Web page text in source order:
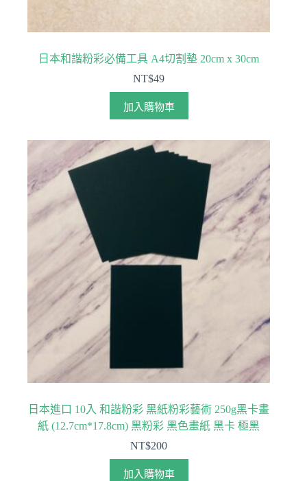
日本和諧粉彩必備工具 A4切割墊 20cm x 30cm
NT$49
加入購物車
日本進口 10入 和諧粉彩 黑紙粉彩藝術 250g黑卡畫
紙 (12.7cm*17.8cm) 黑粉彩 黑色畫紙 黑卡 極黑
NT$200
加入購物車